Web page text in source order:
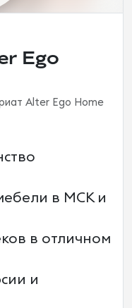
Ego
Alter Ego Home
в МСК и
в отличном
и